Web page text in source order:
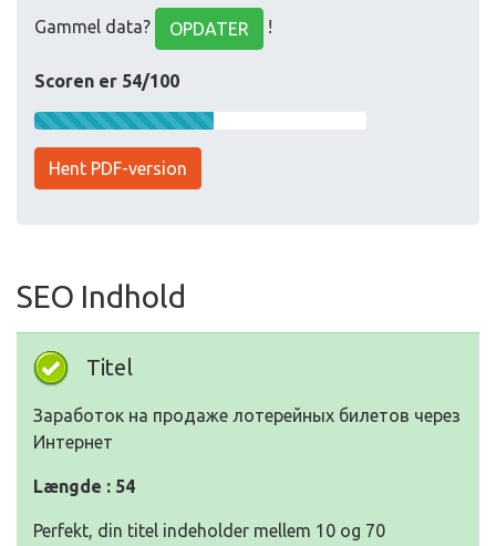
Gammel data? OPDATER !
Scoren er 54/100
Hent PDF-version
SEO Indhold
Titel
Заработок на продаже лотерейных билетов через
Интернет
Længde : 54
Perfekt, din titel indeholder mellem 10 og 70